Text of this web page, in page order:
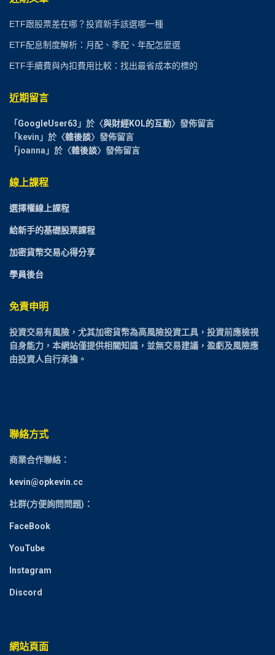
ETF跟股票差在哪？投資新手該選哪一種
ETF配息制度解析：月配、季配、年配怎麼選
ETF手續費與內扣費用比較：找出最省成本的標的
近期留言
「 GoogleUser63 」於〈與財經KOL的互動〉發佈留言
「 kevin 」於〈雜後談〉發佈留言
「 joanna 」於〈雜後談〉發佈留言
線上課程
選擇權線上課程
給新手的基礎股票課程
加密貨幣交易心得分享
學員後台
免責申明
投資交易有風險，尤其加密貨幣為高風險投資工具，投資前應檢視
自身能力，本網站僅提供相關知識，並無交易建議，盈虧及風險應
由投資人自行承擔。
聯絡方式
商業合作聯絡：
kevin@opkevin.cc
社群(方便詢問問題)：
FaceBook
YouTube
Instagram
Discord
網站頁面